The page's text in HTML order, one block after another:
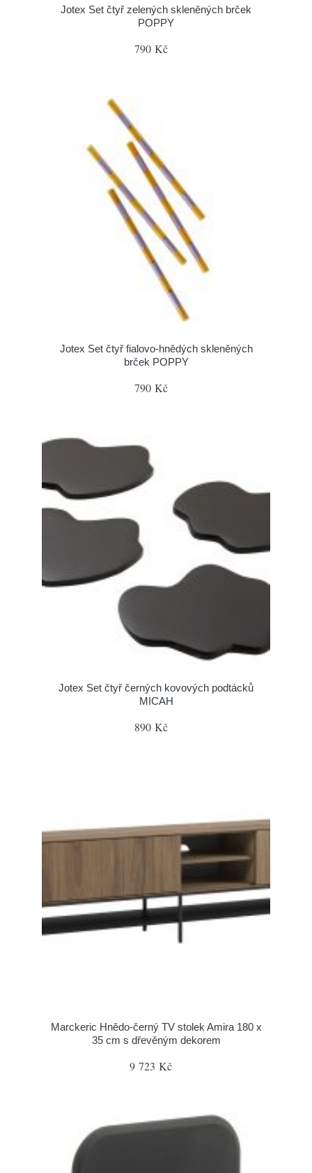
Jotex Set čtyř zelených skleněných brček
POPPY
790 Kč
Jotex Set čtyř fialovo-hnědých skleněných
brček POPPY
790 Kč
Jotex Set čtyř černých kovových podtácků
MICAH
890 Kč
Marckeric Hnědo-černý TV stolek Amira 180 x
35 cm s dřevěným dekorem
9 723 Kč